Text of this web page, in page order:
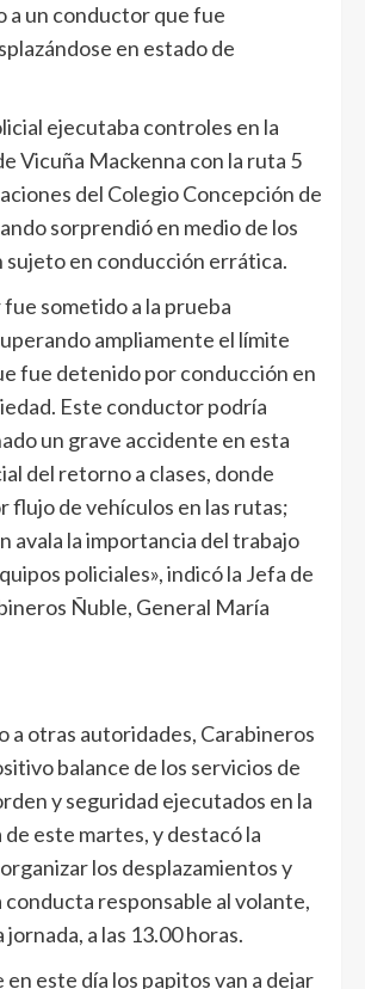
a un conductor que fue
en estado de
ejecutaba controles en la
Vicuña Mackenna con la ruta 5
del Colegio Concepción de
sorprendió en medio de los
sujeto en conducción errática.
sometido a la prueba
ampliamente el límite
fue detenido por conducción en
Este conductor podría
un grave accidente en esta
del retorno a clases, donde
flujo de vehículos en las rutas;
avala la importancia del trabajo
policiales», indicó la Jefa de
Ñuble, General María
a otras autoridades, Carabineros
balance de los servicios de
y seguridad ejecutados en la
este martes, y destacó la
los desplazamientos y
responsable al volante,
jornada, a las 13.00 horas.
en este día los papitos van a dejar